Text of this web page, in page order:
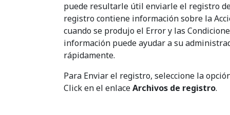
puede resultarle útil enviarle el registro
registro contiene información sobre la
cuando se produjo el Error y las
información puede ayudar a su
rápidamente.
Para Enviar el registro, seleccione la
Click en el enlaceArchivos de registro.